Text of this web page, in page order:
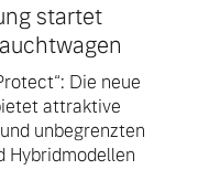
Sie unsere
Angebote.
startet
Die neue
attraktive
unbegrenzten
Hybridmodellen